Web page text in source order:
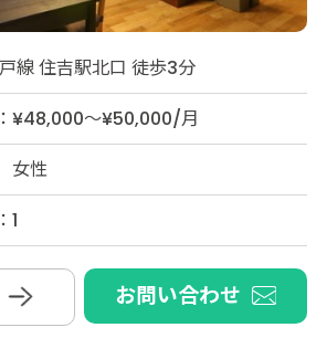
線 住吉駅北口 徒歩3分
¥48,000～¥50,000/月
女性
1
お問い合わせ